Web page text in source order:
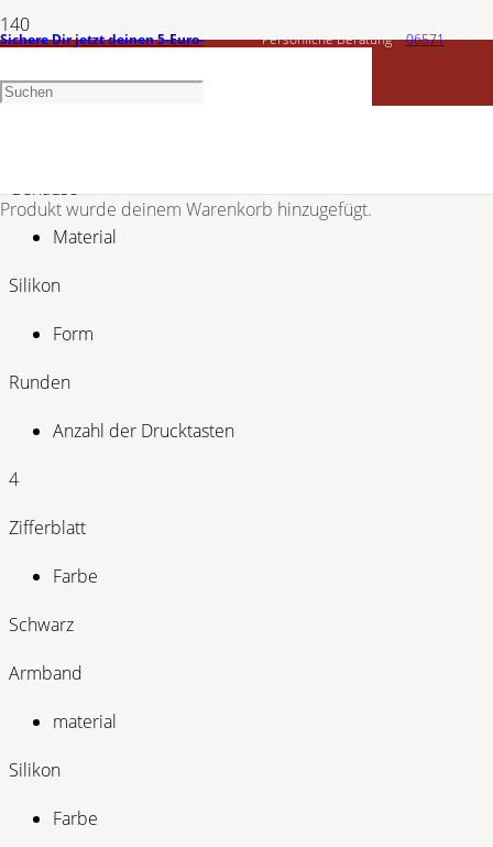
Sichere Dir jetzt deinen 5-Euro-
Gutschein
Persönliche Beratung 06571
Produktwurde deinem Warenkorb hinzugefügt.
CALYPSO
Gehäuse
Material
Silikon
Form
Runden
Anzahl der Drucktasten
4
Zifferblatt
Farbe
Schwarz
Armband
material
Silikon
Farbe